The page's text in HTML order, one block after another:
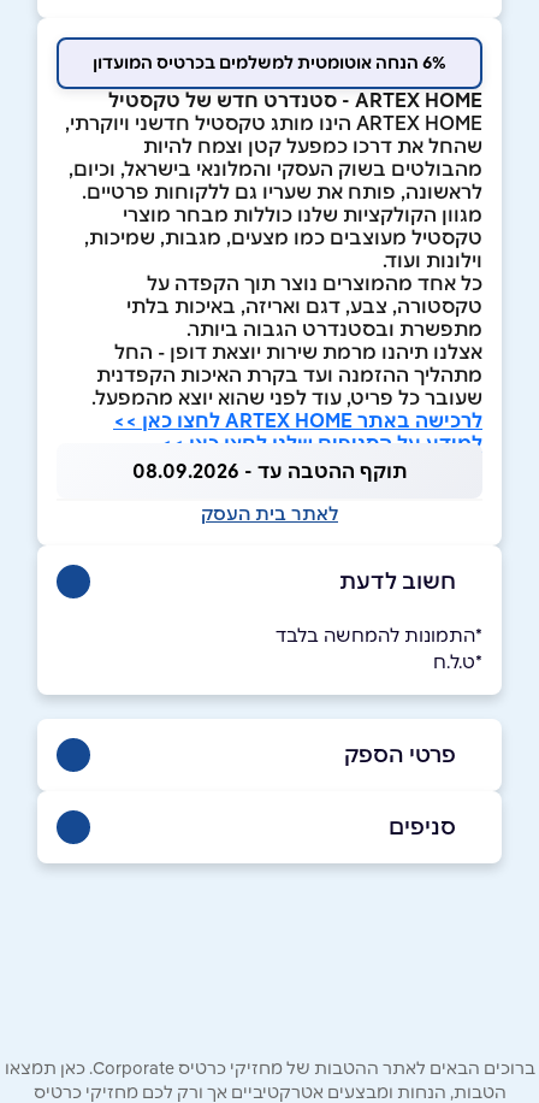
6% הנחה אוטומטית למשלמים בכרטיס המועדון
ARTEX HOME - סטנדרט חדש של טקסטיל
ARTEX HOME הינו מותג טקסטיל חדשני ויוקרתי,
שהחל את דרכו כמפעל קטן וצמח להיות
מהבולטים בשוק העסקי והמלונאי בישראל, וכיום,
לראשונה, פותח את שעריו גם ללקוחות פרטיים.
מגוון הקולקציות שלנו כוללות מבחר מוצרי
טקסטיל מעוצבים כמו מצעים, מגבות, שמיכות,
וילונות ועוד.
כל אחד מהמוצרים נוצר תוך הקפדה על
טקסטורה, צבע, דגם ואריזה, באיכות בלתי
מתפשרת ובסטנדרט הגבוה ביותר.
אצלנו תיהנו מרמת שירות יוצאת דופן - החל
מתהליך ההזמנה ועד בקרת האיכות הקפדנית
שעובר כל פריט, עוד לפני שהוא יוצא מהמפעל.
לרכישה באתר ARTEX HOME לחצו כאן >>
למידע על הסניפים שלנו לחצו כאן >>
תוקף ההטבה עד - 08.09.2026
לאתר בית העסק
חשוב לדעת
*התמונות להמחשה בלבד
*ט.ל.ח
פרטי הספק
באתר בפייסבוק באינסטגרם
טלפון*
סניפים
יהודה הנשיא 100
ברוכים הבאים לאתר ההטבות של מחזיקי כרטיס Corporate. כאן תמצאו
הטבות, הנחות ומבצעים אטרקטיביים אך ורק לכם מחזיקי כרטיס